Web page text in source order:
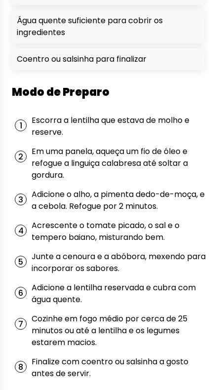
Água quente suficiente para cobrir os
ingredientes
Coentro ou salsinha para finalizar
Modo de Preparo
Escorra a lentilha que estava de molho e
reserve.
Em uma panela, aqueça um fio de óleo e
refogue a linguiça calabresa até soltar a
gordura.
Adicione o alho, a pimenta dedo-de-moça, e
a cebola. Refogue por 2 minutos.
Acrescente o tomate picado, o sal e o
tempero baiano, misturando bem.
Junte a cenoura e a abóbora, mexendo para
incorporar os sabores.
Adicione a lentilha reservada e cubra com
água quente.
Cozinhe em fogo médio por cerca de 25
minutos ou até a lentilha e os legumes
estarem macios.
Finalize com coentro ou salsinha a gosto
antes de servir.